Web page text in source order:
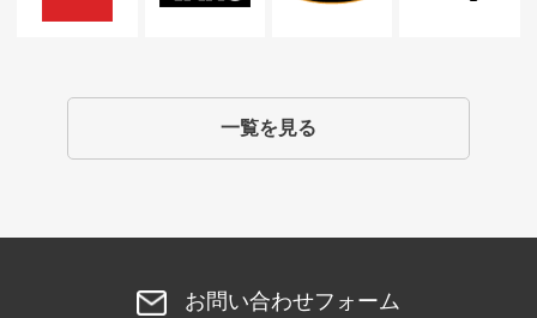
一覧を見る
お問い合わせフォーム